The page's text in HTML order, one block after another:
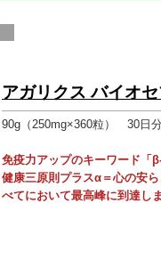
アガリクス バイオ
90g（250mg×360粒） 30日分
免疫力アップのキーワード「
健康三原則プラスα＝心の安
べてにおいて最高峰に到達しま